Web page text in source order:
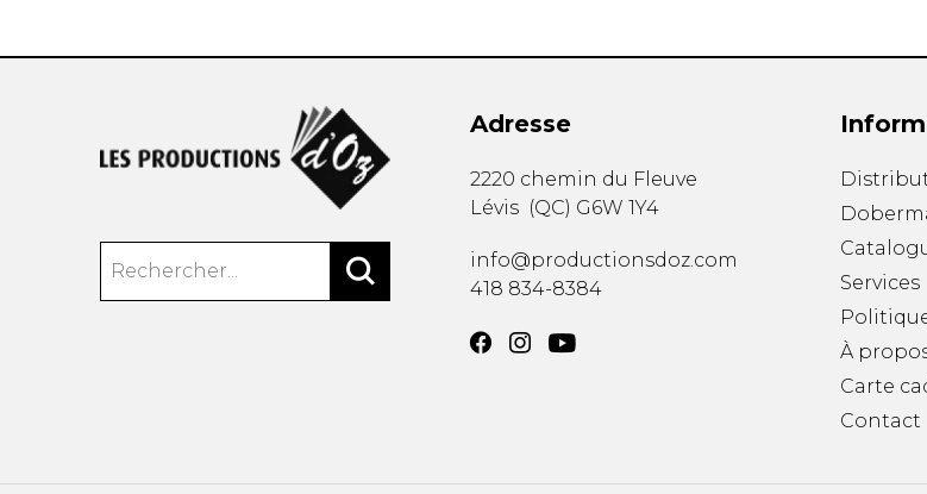
Adresse
2220 chemin du Fleuve
Lévis (QC) G6W 1Y4
info@productionsdoz.com
418 834-8384
Services
À
Carte
Contact